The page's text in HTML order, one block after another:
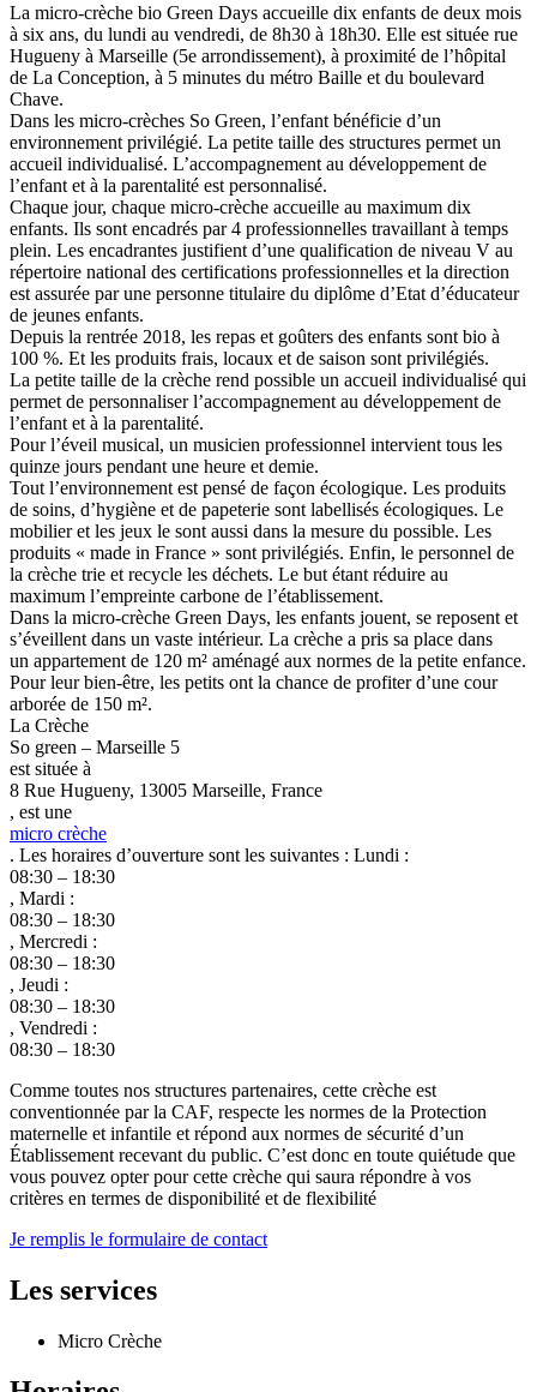
La micro-crèche bio Green Days accueille dix enfants de deux mois
à six ans, du lundi au vendredi, de 8h30 à 18h30. Elle est située rue
Hugueny à Marseille (5e arrondissement), à proximité de l’hôpital
de La Conception, à 5 minutes du métro Baille et du boulevard
Chave.
Dans les micro-crèches So Green, l’enfant bénéficie d’un
environnement privilégié. La petite taille des structures permet un
accueil individualisé. L’accompagnement au développement de
l’enfant et à la parentalité est personnalisé.
Chaque jour, chaque micro-crèche accueille au maximum dix
enfants. Ils sont encadrés par 4 professionnelles travaillant à temps
plein. Les encadrantes justifient d’une qualification de niveau V au
répertoire national des certifications professionnelles et la direction
est assurée par une personne titulaire du diplôme d’Etat d’éducateur
de jeunes enfants.
Depuis la rentrée 2018, les repas et goûters des enfants sont bio à
100 %. Et les produits frais, locaux et de saison sont privilégiés.
La petite taille de la crèche rend possible un accueil individualisé qui
permet de personnaliser l’accompagnement au développement de
l’enfant et à la parentalité.
Pour l’éveil musical, un musicien professionnel intervient tous les
quinze jours pendant une heure et demie.
Tout l’environnement est pensé de façon écologique. Les produits
de soins, d’hygiène et de papeterie sont labellisés écologiques. Le
mobilier et les jeux le sont aussi dans la mesure du possible. Les
produits « made in France » sont privilégiés. Enfin, le personnel de
la crèche trie et recycle les déchets. Le but étant réduire au
maximum l’empreinte carbone de l’établissement.
Dans la micro-crèche Green Days, les enfants jouent, se reposent et
s’éveillent dans un vaste intérieur. La crèche a pris sa place dans
un appartement de 120 m² aménagé aux normes de la petite enfance.
Pour leur bien-être, les petits ont la chance de profiter d’une cour
arborée de 150 m².
La Crèche
So green – Marseille 5
est située à
8 Rue Hugueny, 13005 Marseille, France
, est une
micro crèche
. Les horaires d’ouverture sont les suivantes : Lundi :
08:30 – 18:30
, Mardi :
08:30 – 18:30
, Mercredi :
08:30 – 18:30
, Jeudi :
08:30 – 18:30
, Vendredi :
08:30 – 18:30
Comme toutes nos structures partenaires, cette crèche est
conventionnée par la CAF, respecte les normes de la Protection
maternelle et infantile et répond aux normes de sécurité d’un
Établissement recevant du public. C’est donc en toute quiétude que
vous pouvez opter pour cette crèche qui saura répondre à vos
critères en termes de disponibilité et de flexibilité
Je remplis le formulaire de contact
Les services
Micro Crèche